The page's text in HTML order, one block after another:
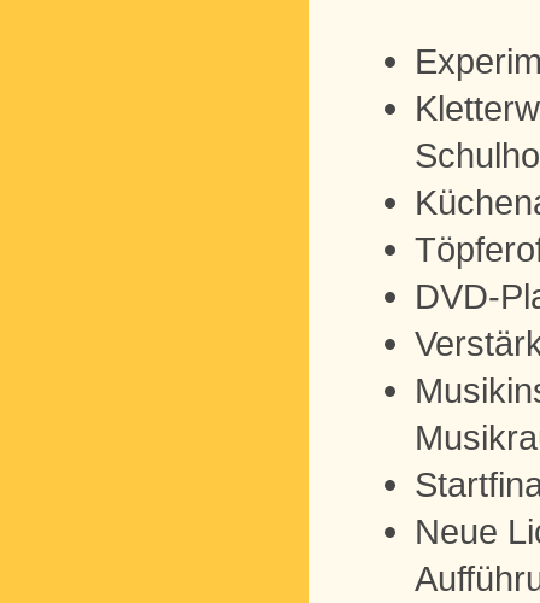
DVD-
Neue